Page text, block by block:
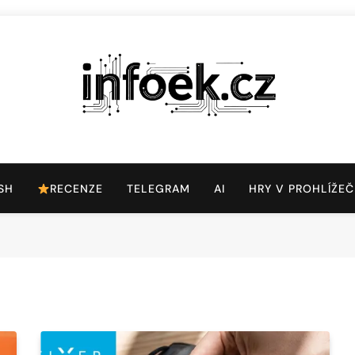
Infoek.cz
RECENZE TELEGRAM AI HRY V